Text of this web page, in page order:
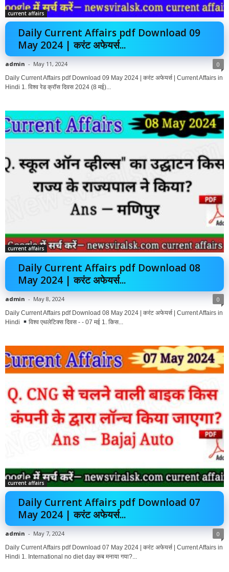
current affairs
Daily Current Affairs pdf Download 09
May 2024 | करंट अफेयर्स...
admin - May 11, 2024 0
Daily Current Affairs pdf Download 09 May 2024 | करंट अफेयर्स | Current Affairs in
Hindi 1. विश्व रेड क्रॉस दिवस 2024 (8 मई)...
current affairs
Daily Current Affairs pdf Download 08
May 2024 | करंट अफेयर्स...
admin - May 8, 2024 0
Daily Current Affairs pdf Download 08 May 2024 | करंट अफेयर्स | Current Affairs in
Hindi
विश्व एथलेटिक्स दिवस - - 07 मई 1. किस...
current affairs
Daily Current Affairs pdf Download 07
May 2024 | करंट अफेयर्स...
admin - May 7, 2024 0
Daily Current Affairs pdf Download 07 May 2024 | करंट अफेयर्स | Current Affairs in
Hindi 1. International no diet day कब मनाया गया?...